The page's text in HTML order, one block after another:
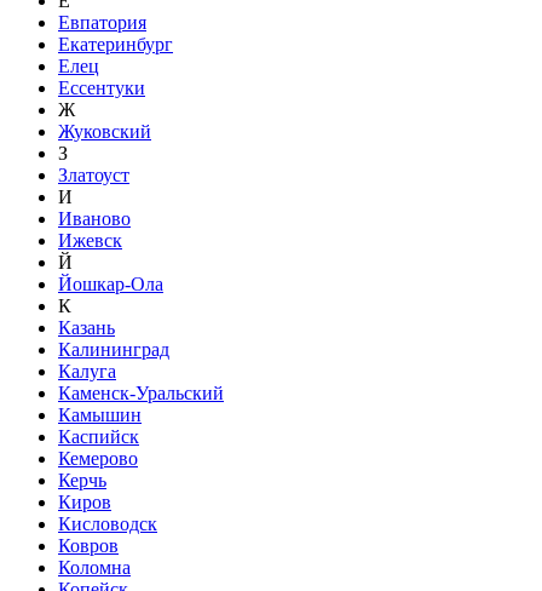
Евпатория
Екатеринбург
Елец
Ессентуки
Ж
Жуковский
З
Златоуст
И
Иваново
Ижевск
Й
Йошкар-Ола
К
Казань
Калининград
Калуга
Каменск-Уральский
Камышин
Каспийск
Кемерово
Керчь
Киров
Кисловодск
Ковров
Коломна